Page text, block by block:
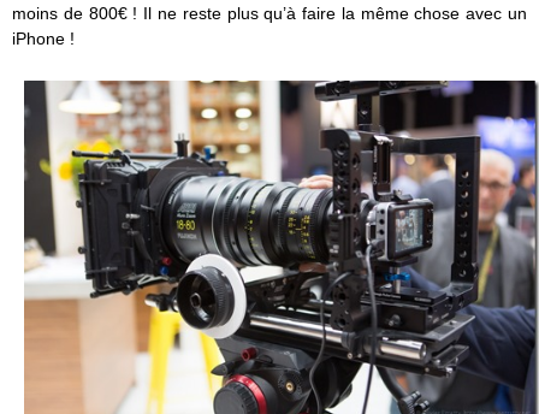
moins de 800€ ! Il ne reste plus qu’à faire la même chose avec un
iPhone !